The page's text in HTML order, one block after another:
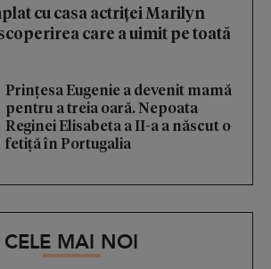
cu casa actriței Marilyn
care a uimit pe toată
Prințesa Eugenie a devenit mamă
pentru a treia oară. Nepoata
Reginei Elisabeta a II-a a născut o
fetiță în Portugalia
CELE MAI NOI